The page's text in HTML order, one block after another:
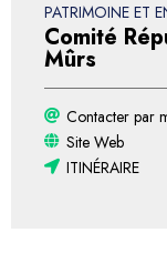
PATRIMOINE ET
Comité
Mûrs
Contacter par
Site Web
ITINÉRAIRE